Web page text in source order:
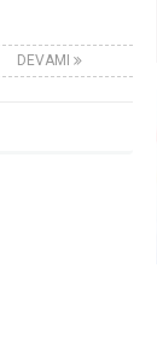
DEVAMI